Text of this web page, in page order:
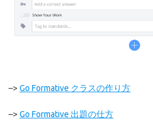
–> Go Formative クラスの作り方
–> Go Formative 出題の仕方